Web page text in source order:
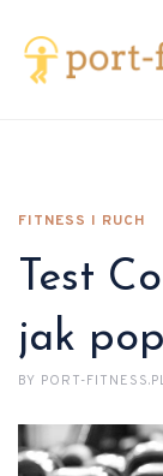
FITNESS I RUCH
Test
jak
BY PORT-